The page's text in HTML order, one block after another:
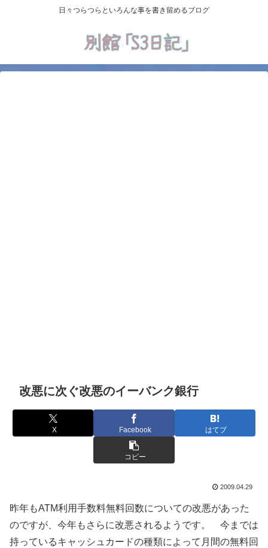
日々つらつらといろんな事を書き留めるブログ
改悪に次ぐ改悪のイーバンク銀行
X Facebook はてブ
コピー
2009.04.29
昨年もATM利用手数料無料回数についての改悪があった
のですが、今年もさらに改悪されるようです。 今までは
持っているキャッシュカードの種類によって月間の無料回